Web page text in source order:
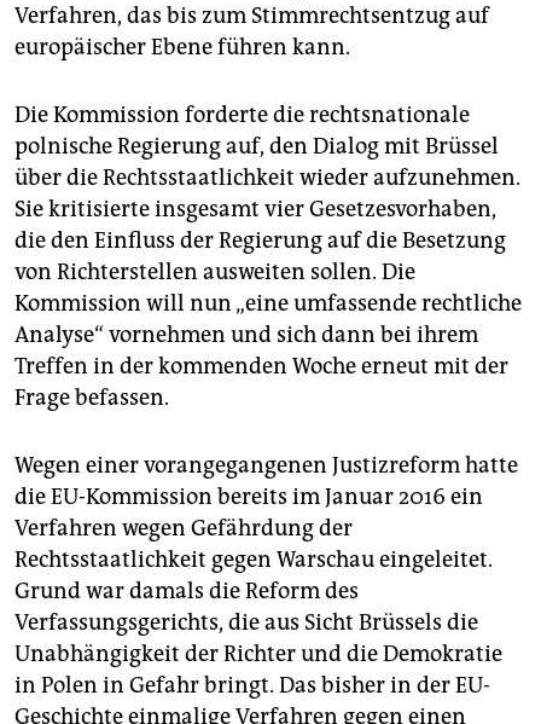
Verfahren, das bis zum Stimmrechtsentzug auf
europäischer Ebene führen kann.
Die Kommission forderte die rechtsnationale
polnische Regierung auf, den Dialog mit Brüssel
über die Rechtsstaatlichkeit wieder aufzunehmen.
Sie kritisierte insgesamt vier Gesetzesvorhaben,
die den Einfluss der Regierung auf die Besetzung
von Richterstellen ausweiten sollen. Die
Kommission will nun „eine umfassende rechtliche
Analyse“ vornehmen und sich dann bei ihrem
Treffen in der kommenden Woche erneut mit der
Frage befassen.
Wegen einer vorangegangenen Justizreform hatte
die EU-Kommission bereits im Januar 2016 ein
Verfahren wegen Gefährdung der
Rechtsstaatlichkeit gegen Warschau eingeleitet.
Grund war damals die Reform des
Verfassungsgerichts, die aus Sicht Brüssels die
Unabhängigkeit der Richter und die Demokratie
in Polen in Gefahr bringt. Das bisher in der EU-
Geschichte einmalige Verfahren gegen einen